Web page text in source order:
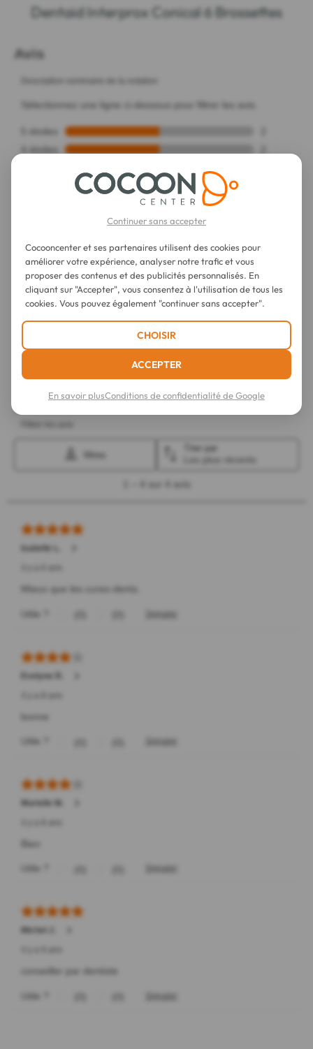
Dentaid Interprox Conical 6 Brossettes
Continuer sans accepter
Cocooncenter et ses partenaires utilisent des cookies pour
améliorer votre expérience, analyser notre trafic et vous
proposer des contenus et des publicités personnalisés. En
cliquant sur "Accepter", vous consentez à l'utilisation de tous les
cookies. Vous pouvez également "continuer sans accepter".
CHOISIR
ACCEPTER
En savoir plusConditions de confidentialité de Google